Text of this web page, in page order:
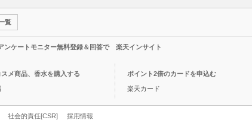
覧
ンケートモニター無料登録＆回答で 楽天インサイト
メ商品、香水を購入する ポイント2倍のカードを申込む
楽天カード
社会的責任[CSR] 採用情報